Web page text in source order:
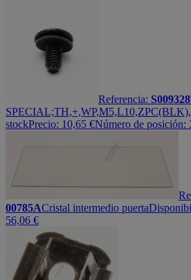
Referencia: S009328
stockPrecio: 10,65 €Número de posición:
00785ACristal intermedio puerta
56,06 €